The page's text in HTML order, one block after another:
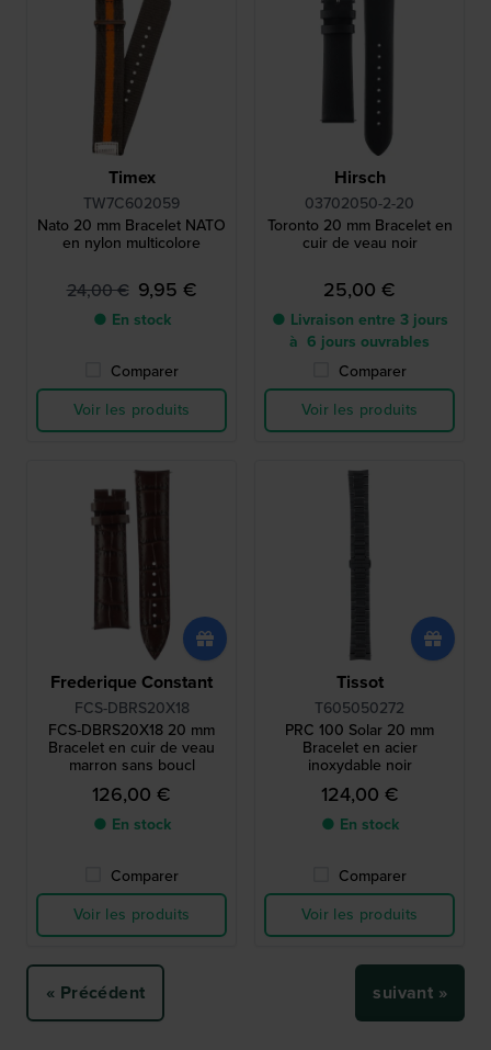
Timex
TW7C602059
Nato 20 mm Bracelet NATO
en nylon multicolore
24,00 € 9,95 €
● En stock
Comparer
Voir les produits
Hirsch
03702050-2-20
Toronto 20 mm Bracelet en
cuir de veau noir
25,00 €
● Livraison entre 3 jours
à 6 jours ouvrables
Comparer
Voir les produits
Frederique Constant
FCS-DBRS20X18
FCS-DBRS20X18 20 mm
Bracelet en cuir de veau
marron sans boucl
126,00 €
● En stock
Comparer
Voir les produits
Tissot
T605050272
PRC 100 Solar 20 mm
Bracelet en acier
inoxydable noir
124,00 €
● En stock
Comparer
Voir les produits
« Précédent suivant »